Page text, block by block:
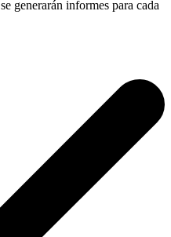
generarán informes para cada